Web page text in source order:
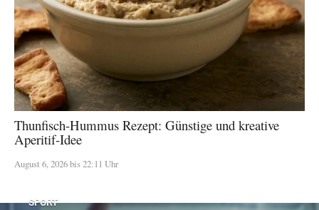
Thunfisch-Hummus Rezept: Günstige und kreative
Aperitif-Idee
August 6, 2026 bis 22:11 Uhr
SPORT